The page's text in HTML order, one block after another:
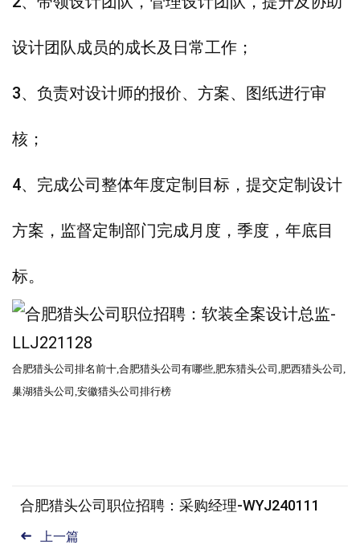
设计团队成员的成长及日常工作；
3、负责对设计师的报价、方案、图纸进行审
核；
4、完成公司整体年度定制目标，提交定制设计
方案，监督定制部门完成月度，季度，年底目
标。
合肥猎头公司 排名前十,合肥猎头公司 有哪些,肥东猎头公司 ,肥西猎头公司 ,
巢湖猎头公司,安徽猎头公司排行榜
上一篇
合肥猎头公司职位招聘：采购经理-WYJ240111